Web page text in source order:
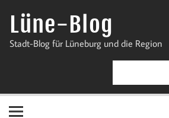
InhaltLüne-Blog
Stadt-Blog für Lüneburg und die Region